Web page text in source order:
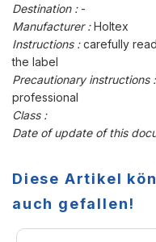
Destination : -
Manufacturer :Holtex
Instructions :carefully
the label
Precautionary instructions :
professional
Class :
Date of update of this
Diese Artikel
auch gefallen!